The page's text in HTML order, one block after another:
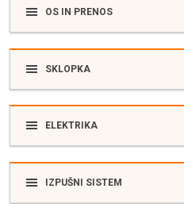
OS IN PRENOS
SKLOPKA
ELEKTRIKA
IZPUŠNI SISTEM